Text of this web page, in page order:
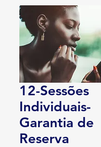
12-Sessões
Individuais-
Garantia de
Reserva